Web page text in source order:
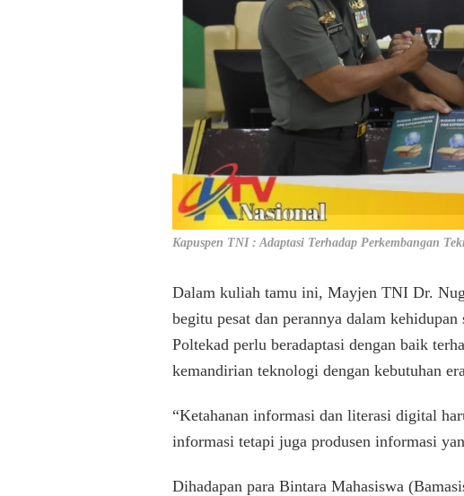
Kapuspen TNI : Adaptasi Terhadap Perkembangan
Dalam kuliah tamu ini, Mayjen TNI Dr.
begitu pesat dan perannya dalam
Poltekad perlu beradaptasi dengan baik
kemandirian teknologi dengan kebutuhan
“Ketahanan informasi dan literasi digital
informasi tetapi juga produsen informasi
Dihadapan para Bintara Mahasiswa